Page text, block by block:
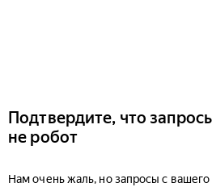
Подтвердите, что
не робот
Нам очень жаль, но запросы с